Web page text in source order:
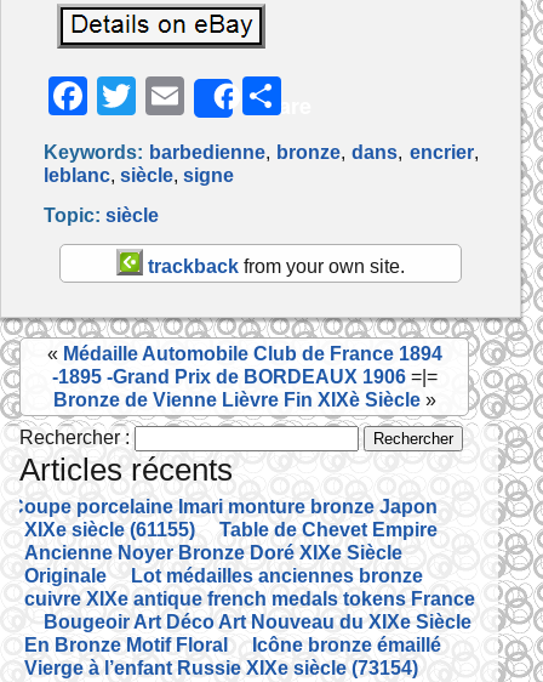
F
c
e
b
o
o
k
T
w
itt
er
E
m
ai
Share
ar
ta
er
Keywords: barbedienne, bronze,dans, encrier,
leblanc, siècle, signe
Topic: siècle
trackback from your own site.
« Médaille Automobile Club de France 1894
-1895 -Grand Prix de BORDEAUX 1906=|=
Bronze de Vienne Lièvre Fin XIXè Siècle»
Rechercher :
Articles récents
Coupe porcelaine Imari monture bronze Japon
XIXe siècle (61155)
Table de Chevet Empire
Ancienne Noyer Bronze Doré XIXe Siècle
Originale
Lot médailles anciennes bronze
cuivre XIXe antique french medals tokens France
Bougeoir Art Déco Art Nouveau du XIXe Siècle
En Bronze Motif Floral
Icône bronze émaillé
Vierge à l’enfant Russie XIXe siècle (73154)